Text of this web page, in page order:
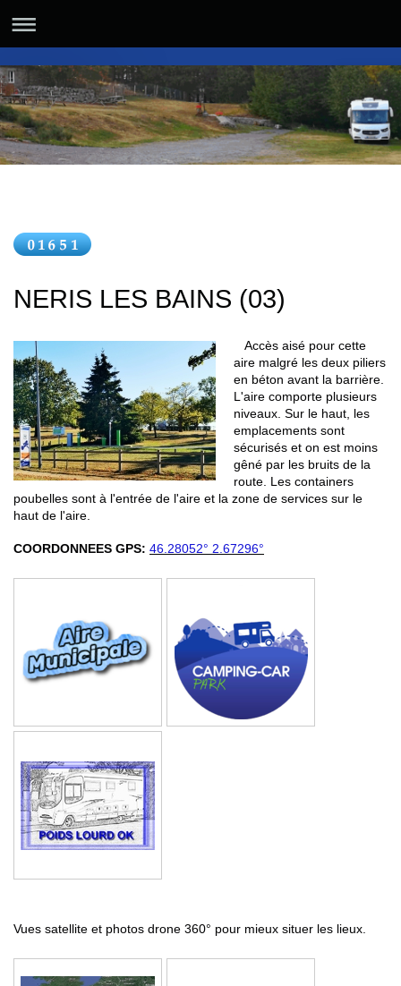
NERIS LES BAINS (03)
Accès aisé pour cette
aire malgré les deux piliers
en béton avant la barrière.
L'aire comporte plusieurs
niveaux. Sur le haut, les
emplacements sont
sécurisés et on est moins
gêné par les bruits de la
route. Les containers
poubelles sont à l'entrée de l'aire et la zone de services sur le
haut de l'aire.
COORDONNEES GPS: 46.28052° 2.67296°
Vues satellite et photos drone 360° pour mieux situer les lieux.